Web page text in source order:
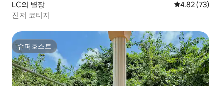
LC의 별장 평점 4.82점(5
4.82 (73)
진저 코티지
슈퍼호스트
슈퍼호스트